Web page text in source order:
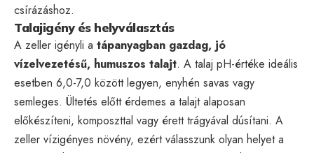
csírázáshoz.
Talajigény és helyválasztás
A zeller igényli a tápanyagban gazdag, jó
vízelvezetésű, humuszos talajt. A talaj pH-értéke ideális
esetben 6,0-7,0 között legyen, enyhén savas vagy
semleges. Ültetés előtt érdemes a talajt alaposan
előkészíteni, komposzttal vagy érett trágyával dúsítani. A
zeller vízigényes növény, ezért válasszunk olyan helyet a